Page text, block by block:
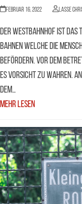
Februar 16, 2022 Lasse
Der Westbahnhof ist das
Bahnen welche die
befördern. Vor dem
es Vorsicht zu wahren.
dem…
Mehr Lesen